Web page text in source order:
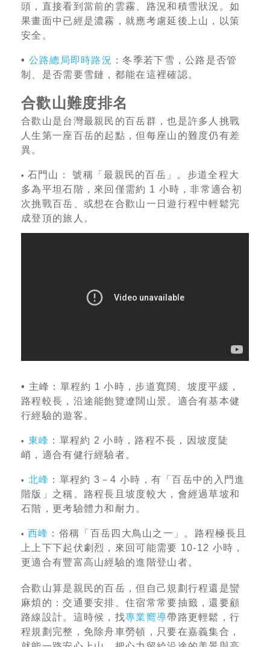
頭，直接看到當前的雲霧、路況和積雪狀況。如
果畫面中已經是濃霧，就應考慮延後上山，以策
安全。
• 公路總局即時路況 ：冬季若下雪，公路是否管
制、是否需要雪鏈，都能在這裡確認。
合歡山難度排名
合歡山是台灣最親民的百岳群，也是許多人挑戰
人生第一座百岳的起點，但每座山的難度仍有差
異。
• 石門山： 號稱「最親民的百岳」。步道全程大
多為平坦石階，來回僅需約 1 小時，非常適合初
次挑戰百岳、或想在合歡山一日遊行程中輕鬆完
成登頂的旅人。
• 主峰：單程約 1 小時，步道寬闊、坡度平緩，
路程較長，沿途能飽覽遼闊山景。適合有基本健
行經驗的遊客。
• 東峰 ：單程約 2 小時，路程不長，因坡度陡
峭，適合有健行經驗者。
• 北峰 ：單程約 3－4 小時，有「百岳中的入門進
階版」之稱。路程長且坡度較大，會經過草坡和
石階，更考驗體力和耐力。
• 西峰 ：俗稱「百岳四大鳥山之一」。路程極長且
上上下下起伏劇烈，來回可能需要 10-12 小時，
更適合有豐富高山經驗的進階登山者。
合歡山算是親民的百岳，但自己規劃行程還是蠻
麻煩的：交通要安排、住宿常常要抽籤，還要顧
路線設計。這時候，找專業嚮導帶路更輕鬆，行
程規劃完整，免除舟車勞頓，只要在嘉義集合，